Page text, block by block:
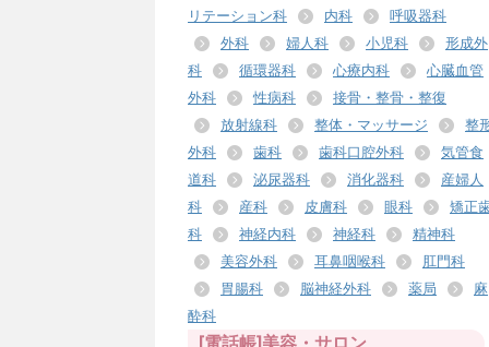
リテーション科
内科
呼吸器科
外科
婦人科 小児科
形成外
科
循環器科 心療内科
心臓血管
外科
性病科
接骨・整骨・整復
放射線科
整体・マッサージ
整
外科
歯科 歯科口腔外科
気管食
道科
泌尿器科 消化器科
産婦人
科
産科 皮膚科 眼科
矯正
科
神経内科 神経科
精神科
美容外科
耳鼻咽喉科
肛門科
胃腸科
脳神経外科 薬局
麻
酔科